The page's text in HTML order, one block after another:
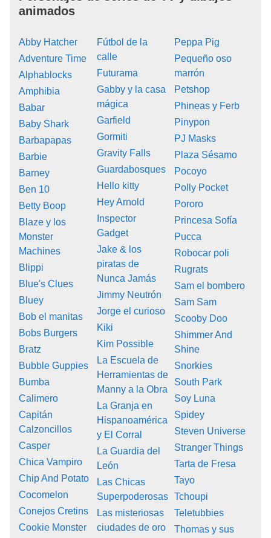
animados
Abby Hatcher
Adventure Time
Alphablocks
Amphibia
Babar
Baby Shark
Barbapapas
Barbie
Barney
Ben 10
Betty Boop
Blaze y los
Monster
Machines
Blippi
Blue's Clues
Bluey
Bob el manitas
Bobs Burgers
Bratz
Bubble Guppies
Bumba
Calimero
Capitán
Calzoncillos
Casper
Chica Vampiro
Chip And Potato
Cocomelon
Conejos Cretins
Cookie Monster
Fútbol de la
calle
Futurama
Gabby y la casa
mágica
Garfield
Gormiti
Gravity Falls
Guardabosques
Hello kitty
Hey Arnold
Inspector
Gadget
Jake & los
piratas de
Nunca Jamás
Jimmy Neutrón
Jorge el curioso
Kiki
Kim Possible
La Escuela de
Herramientas de
Manny a la Obra
La Granja en
Hispanoamérica
y El Corral
La Guardia del
León
Las Chicas
Superpoderosas
Las misteriosas
ciudades de oro
Peppa Pig
Pequeño oso
marrón
Petshop
Phineas y Ferb
Pinypon
PJ Masks
Plaza Sésamo
Pocoyo
Polly Pocket
Pororo
Princesa Sofía
Pucca
Robocar poli
Rugrats
Sam el bombero
Sam Sam
Scooby Doo
Shimmer And
Shine
Snorkies
South Park
Soy Luna
Spidey
Steven Universe
Stranger Things
Tarta de Fresa
Tayo
Tchoupi
Teletubbies
Thomas y sus